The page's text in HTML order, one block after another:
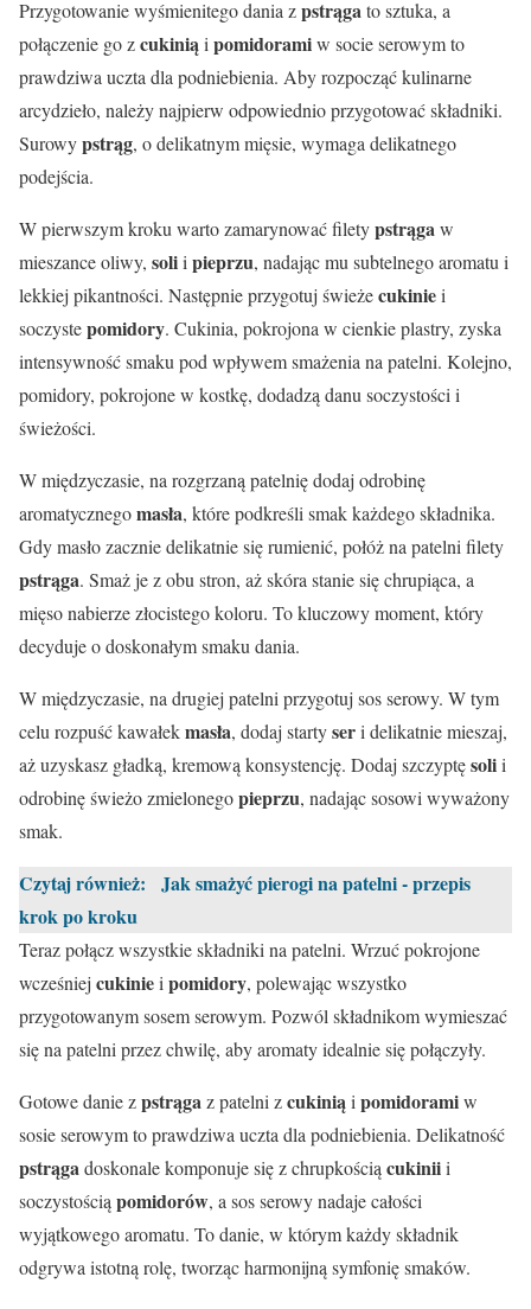
Przygotowanie wyśmienitego dania zpstrągato sztuka, a
połączenie go zcukiniąi pomidoramiw socie serowym to
prawdziwa uczta dla podniebienia. Aby rozpocząć kulinarne
arcydzieło, należy najpierw odpowiednio przygotować składniki.
Surowypstrąg, o delikatnym mięsie, wymaga delikatnego
podejścia.
W pierwszym kroku warto zamarynować filetypstrągaw
mieszance oliwy, solii pieprzu, nadając mu subtelnego aromatu i
lekkiej pikantności. Następnie przygotuj świeżecukiniei
soczystepomidory. Cukinia, pokrojona w cienkie plastry, zyska
intensywność smaku pod wpływem smażenia na patelni. Kolejno,
pomidory, pokrojone w kostkę, dodadzą danu soczystości i
świeżości.
W międzyczasie, na rozgrzaną patelnię dodaj odrobinę
aromatycznegomasła, które podkreśli smak każdego składnika.
Gdy masło zacznie delikatnie się rumienić, połóż na patelni filety
pstrąga. Smaż je z obu stron, aż skóra stanie się chrupiąca, a
mięso nabierze złocistego koloru. To kluczowy moment, który
decyduje o doskonałym smaku dania.
W międzyczasie, na drugiej patelni przygotuj sos serowy. W tym
celu rozpuść kawałekmasła, dodaj startyseri delikatnie mieszaj,
aż uzyskasz gładką, kremową konsystencję. Dodaj szczyptęsolii
odrobinę świeżo zmielonegopieprzu, nadając sosowi wyważony
smak.
Czytaj również:
Jak smażyć pierogi na patelni - przepis
krok po kroku
Teraz połącz wszystkie składniki na patelni. Wrzuć pokrojone
wcześniej cukiniei pomidory, polewając wszystko
przygotowanym sosem serowym. Pozwól składnikom wymieszać
się na patelni przez chwilę, aby aromaty idealnie się połączyły.
Gotowe danie zpstrągaz patelni zcukiniąi pomidoramiw
sosie serowym to prawdziwa uczta dla podniebienia. Delikatność
pstrągadoskonale komponuje się z chrupkością cukiniii
soczystością pomidorów, a sos serowy nadaje całości
wyjątkowego aromatu. To danie, w którym każdy składnik
odgrywa istotną rolę, tworząc harmonijną symfonię smaków.